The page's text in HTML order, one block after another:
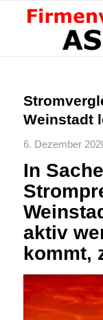
Weinstadt
6. Dezember
In
aktiv
kommt,